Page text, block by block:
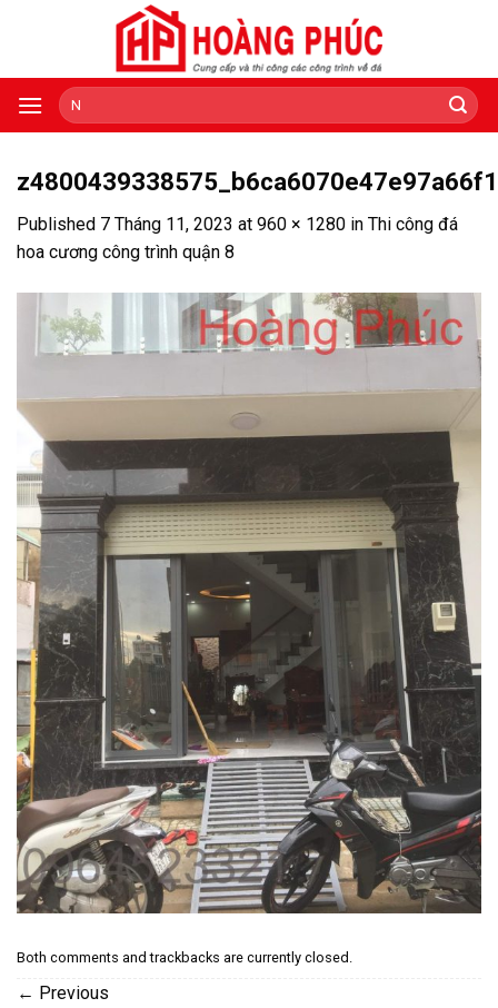
Tìm
kiếm:
Published 7 Tháng 11, 2023 at 960 × 1280 in Thi công đá
hoa cương công trình quận 8
Both comments and trackbacks are currently closed.
← Previous